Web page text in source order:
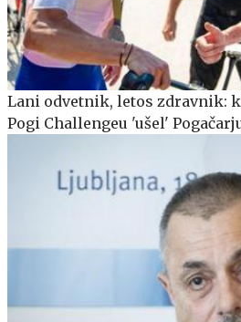
Lani odvetnik, letos zdravnik:
Pogi Challengeu 'ušel'